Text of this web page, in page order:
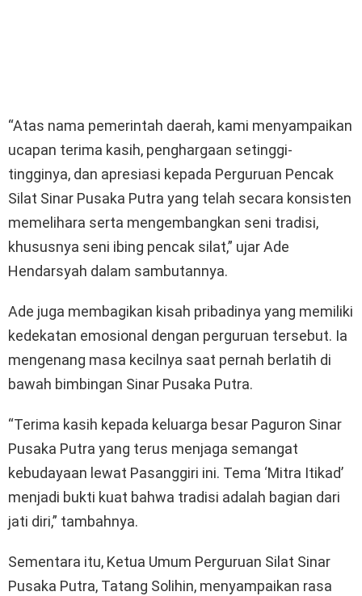
“Atas nama pemerintah daerah, kami menyampaikan
ucapan terima kasih, penghargaan setinggi-
tingginya, dan apresiasi kepada Perguruan Pencak
Silat Sinar Pusaka Putra yang telah secara konsisten
memelihara serta mengembangkan seni tradisi,
khususnya seni ibing pencak silat,” ujar Ade
Hendarsyah dalam sambutannya.
Ade juga membagikan kisah pribadinya yang memiliki
kedekatan emosional dengan perguruan tersebut. Ia
mengenang masa kecilnya saat pernah berlatih di
bawah bimbingan Sinar Pusaka Putra.
“Terima kasih kepada keluarga besar Paguron Sinar
Pusaka Putra yang terus menjaga semangat
kebudayaan lewat Pasanggiri ini. Tema ‘Mitra Itikad’
menjadi bukti kuat bahwa tradisi adalah bagian dari
jati diri,” tambahnya.
Sementara itu, Ketua Umum Perguruan Silat Sinar
Pusaka Putra, Tatang Solihin, menyampaikan rasa